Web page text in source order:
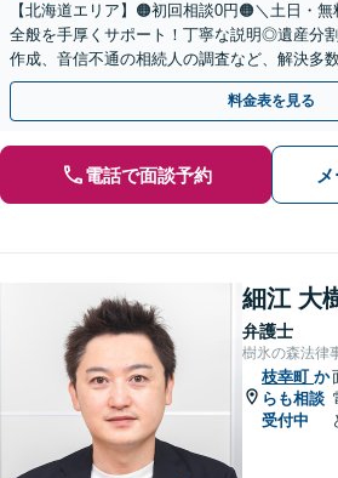
【北海道エリア】🟠初回相談0円🟠＼土日・
全般を手厚くサポート！丁寧な説明◎遺産分
作成、音信不通の相続人の調査など、解決多
実績あり】【分かりやすい料金体系】
料金表を見る
電話で面談予約
細江 大
弁護士
樹氷の森法律
枝幸町 か
らも相談
受付中